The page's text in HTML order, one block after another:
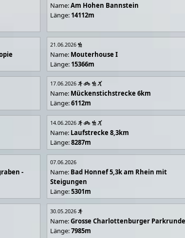
Name:Am Hohen Bannstein
Länge: 14112m
21.06.2026
Name: Mouterhouse I
Länge: 15366m
17.06.2026
Name: Mückenstichstrecke 6km
Länge:6112m
14.06.2026
Name: Laufstrecke 8,3km
Länge:8287m
-
07.06.2026
Name: Bad Honnef 5,3k am Rhein mit
Steigungen
Länge:5301m
30.05.2026
Name:Grosse Charlottenburger Parkrunde
Länge:7985m